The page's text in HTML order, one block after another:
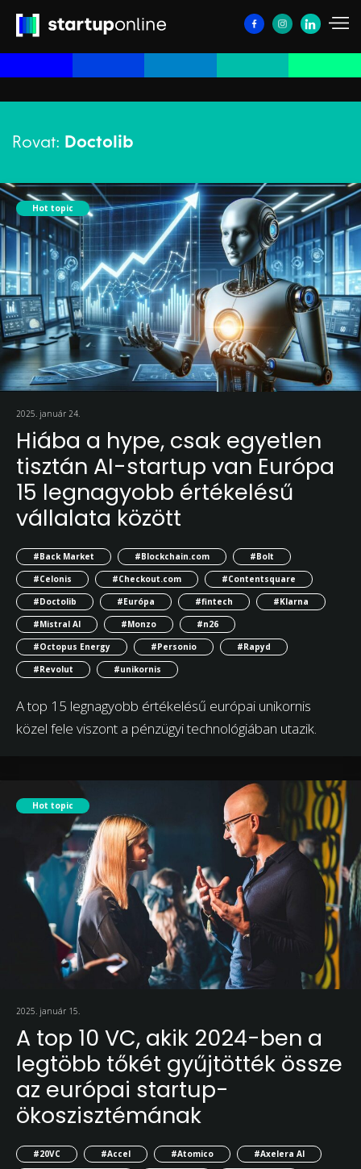
Rovat: Doctolib
Hot topic
2025. január 24.
Hiába a hype, csak egyetlen
tisztán AI-startup van Európa
15 legnagyobb értékelésű
vállalata között
#Back Market #Blockchain.com
#Bolt
#Celonis
#Checkout.com
#Contentsquare
#Doctolib
#Európa #fintech
#Klarna
#Mistral AI
#Monzo
#n26
#Octopus Energy
#Personio
#Rapyd
#Revolut
#unikornis
A top 15 legnagyobb értékelésű európai unikornis
közel fele viszont a pénzügyi technológiában utazik.
Hot topic
2025. január 15.
A top 10 VC, akik 2024-ben a
legtöbb tőkét gyűjtötték össze
az európai startup-
ökoszisztémának
#20VC #Accel #Atomico
#Axelera AI